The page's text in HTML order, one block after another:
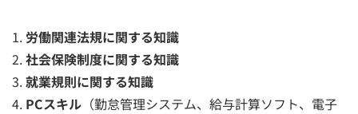
労働関連法規に関する知識
社会保険制度に関する知識
就業規則に関する知識
PCスキル （勤怠管理システム、給与計算ソフト、電子